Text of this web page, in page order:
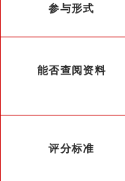
参与形式
能否查阅资料
评分标准